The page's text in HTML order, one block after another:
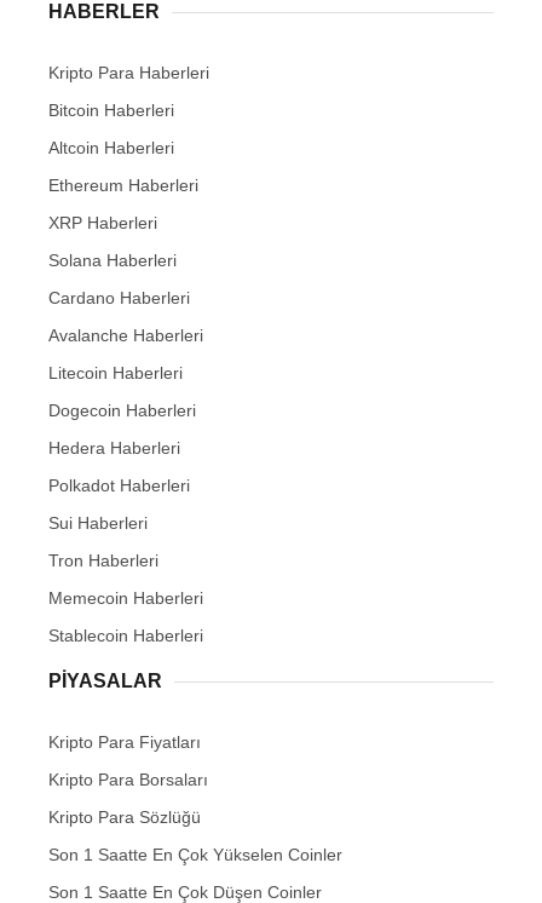
HABERLER
Kripto Para Haberleri
Bitcoin Haberleri
Altcoin Haberleri
Ethereum Haberleri
XRP Haberleri
Solana Haberleri
Cardano Haberleri
Avalanche Haberleri
Litecoin Haberleri
Dogecoin Haberleri
Hedera Haberleri
Polkadot Haberleri
Sui Haberleri
Tron Haberleri
Memecoin Haberleri
Stablecoin Haberleri
PIYASALAR
Kripto Para Fiyatları
Kripto Para Borsaları
Kripto Para Sözlüğü
Son 1 Saatte En Çok Yükselen Coinler
Son 1 Saatte En Çok Düşen Coinler